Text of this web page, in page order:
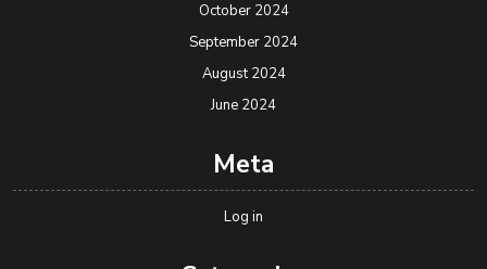
October 2024
September 2024
August 2024
June 2024
Meta
Log in